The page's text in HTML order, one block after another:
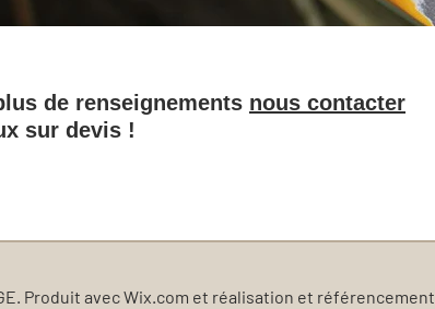
de renseignements nous contacter
sur devis !
Produit avecWix.com et réalisation et référencement